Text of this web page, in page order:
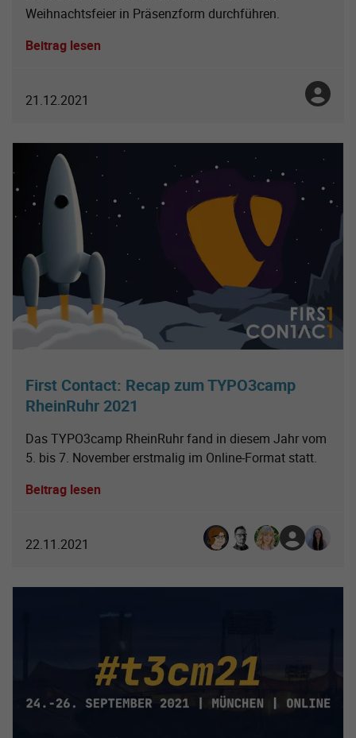
Weihnachtsfeier in Präsenzform durchführen.
Beitrag lesen
21.12.2021
Toni
First Contact: Recap zum TYPO3camp
RheinRuhr 2021
Das TYPO3camp RheinRuhr fand in diesem Jahr vom
5. bis 7. November erstmalig im Online-Format statt.
Beitrag lesen
22.11.2021
Karoline Steinfatt
Sebastian Klein
Lisa Kristin
Julia Nolden
Luisa